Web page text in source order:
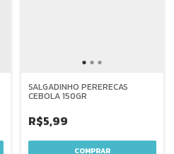
SALGADINHO PERERECAS
CEBOLA 150GR
R$5,99